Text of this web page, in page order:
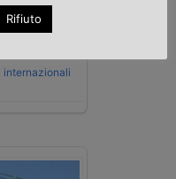
qualifica di
internazionali
Rifiuto